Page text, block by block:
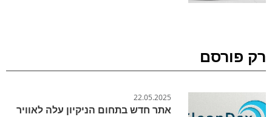
רק פורסם
22.05.2025
אתר חדש בתחום הניקיון עלה לאוויר